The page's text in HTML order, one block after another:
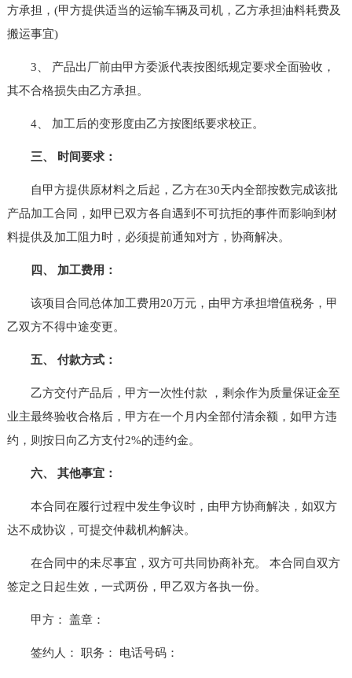
方承担，(甲方提供适当的运输车辆及司机，乙方承担油料耗费及
搬运事宜)
3、 产品出厂前由甲方委派代表按图纸规定要求全面验收，
其不合格损失由乙方承担。
4、 加工后的变形度由乙方按图纸要求校正。
三、 时间要求：
自甲方提供原材料之后起，乙方在30天内全部按数完成该批
产品加工合同，如甲已双方各自遇到不可抗拒的事件而影响到材
料提供及加工阻力时，必须提前通知对方，协商解决。
四、 加工费用：
该项目合同总体加工费用20万元，由甲方承担增值税务，甲
乙双方不得中途变更。
五、 付款方式：
乙方交付产品后，甲方一次性付款 ，剩余作为质量保证金至
业主最终验收合格后，甲方在一个月内全部付清余额，如甲方违
约，则按日向乙方支付2%的违约金。
六、 其他事宜：
本合同在履行过程中发生争议时，由甲方协商解决，如双方
达不成协议，可提交仲裁机构解决。
在合同中的未尽事宜，双方可共同协商补充。 本合同自双方
签定之日起生效，一式两份，甲乙双方各执一份。
甲方： 盖章：
签约人： 职务： 电话号码：